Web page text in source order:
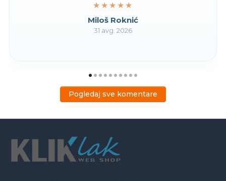
★★★★★
★★★★★
Miloš Roknić
31 avg. 2026
Pogledaj sve komentare